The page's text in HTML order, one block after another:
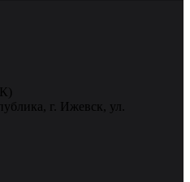
г. Ижевск, ул.